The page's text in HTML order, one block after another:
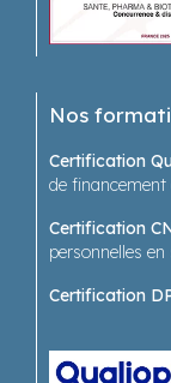
Nos
Certification
de
Certification
personnelles en
Certification